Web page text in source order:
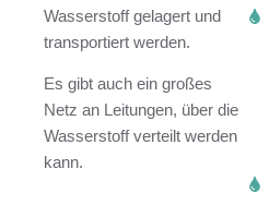
Wasserstoff gelagert und
transportiert werden.
Es gibt auch ein großes
Netz an Leitungen, über die
Wasserstoff verteilt werden
kann.